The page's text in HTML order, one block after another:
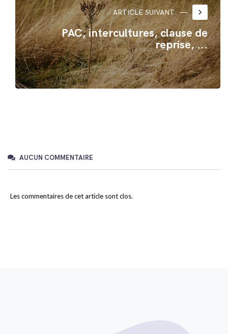
ARTICLE SUIVANT keyboard_arrow_right
PAC, intercultures, clause de
reprise, ...
AUCUN COMMENTAIRE
Les commentaires de cet article sont clos.